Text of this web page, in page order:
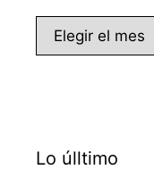
Archivo
Lo úlltimo